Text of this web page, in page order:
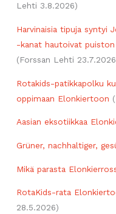
Lehti 3.8.2026)
Harvinaisia tipuja syntyi
-kanat hautoivat
(Forssan Lehti
Rotakids-patikkapolku
oppimaan Elonkiertoon
Aasian eksotiikkaa
Grüner, nachhaltiger,
Mikä parasta
RotaKids-rata
28.5.2026)